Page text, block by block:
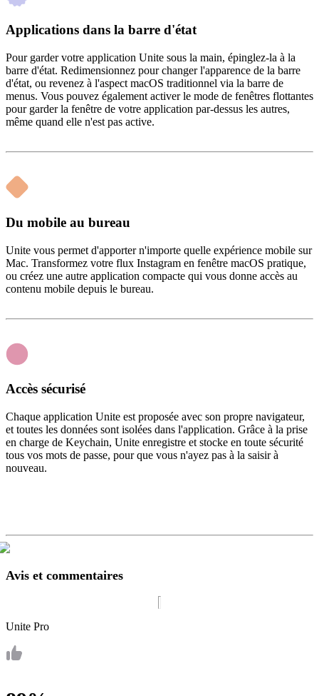
Applications dans la barre d'état
Pour garder votre application Unite sous la main, épinglez-la à la
barre d'état. Redimensionnez pour changer l'apparence de la barre
d'état, ou revenez à l'aspect macOS traditionnel via la barre de
menus. Vous pouvez également activer le mode de fenêtres flottantes
pour garder la fenêtre de votre application par-dessus les autres,
même quand elle n'est pas active.
Du mobile au bureau
Unite vous permet d'apporter n'importe quelle expérience mobile sur
Mac. Transformez votre flux Instagram en fenêtre macOS pratique,
ou créez une autre application compacte qui vous donne accès au
contenu mobile depuis le bureau.
Accès sécurisé
Chaque application Unite est proposée avec son propre navigateur,
et toutes les données sont isolées dans l'application. Grâce à la prise
en charge de Keychain, Unite enregistre et stocke en toute sécurité
tous vos mots de passe, pour que vous n'ayez pas à la saisir à
nouveau.
Avis et commentaires
Unite Pro